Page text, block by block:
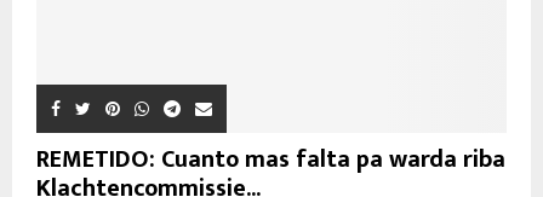
REMETIDO: Cuanto mas falta pa warda riba
Klachtencommissie...